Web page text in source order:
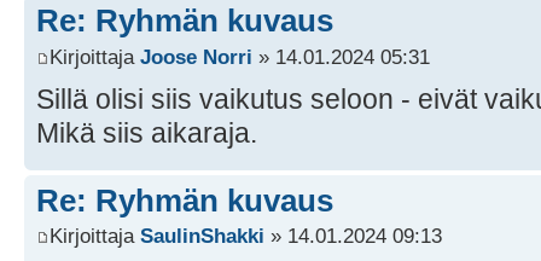
Re: Ryhmän kuvaus
Kirjoittaja Joose Norri » 14.01.2024 05:31
Sillä olisi siis vaikutus seloon - eivät
Mikä siis aikaraja.
Re: Ryhmän kuvaus
Kirjoittaja SaulinShakki » 14.01.2024 09:13